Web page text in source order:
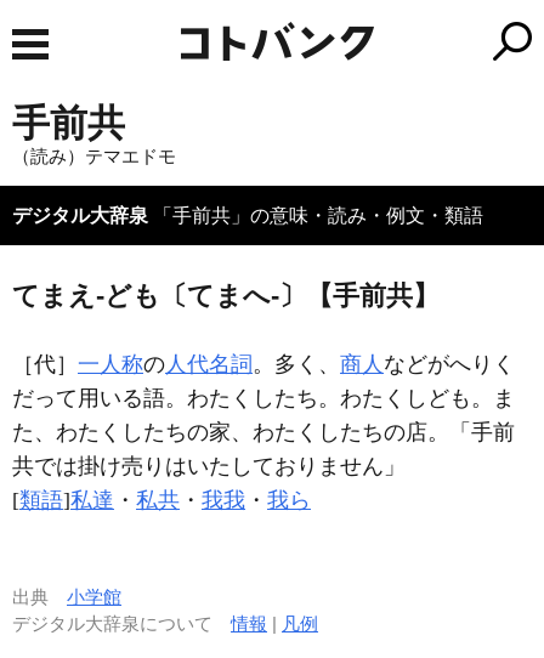
手前共
（読み）テマエドモ
デジタル大辞泉 「手前共」の意味・読み・例文・類語
てまえ‐ども〔てまへ‐〕【手前共】
［代］ 一人称の人代名詞 。多く、 商人 などがへりく
だって用いる語。わたくしたち。わたくしども。ま
た、わたくしたちの家、わたくしたちの店。「 手前
共では掛け売りはいたしておりません」
[類語]私達 ・ 私共 ・ 我我 ・ 我ら
出典 小学館
デジタル大辞泉について情報 | 凡例